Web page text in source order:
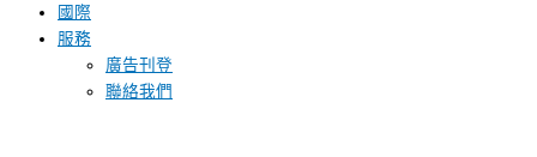
國際
服務
廣告刊登
聯絡我們